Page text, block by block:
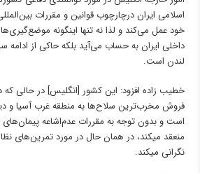
اسلامی ایران درچارچوب قوانین و مقررات
خود عمل می‌کند و لذا نه تنها اینگونه موضع‌گیری‌ها
داخلی ایران به حساب می‌آید بلکه حاکی از
لندن است.
خطیب زاده افزود: این کشور [انگلیس] در حالی که
فروش مخرب‌ترین سلاح‌ها به منطقه غرب آسیا و
است و بدون توجه به مقررات عدم‌اشاعه پیمان‌های
منعقد میکند، در همان حال در مورد تمرین‌های
نگرانی میکند.